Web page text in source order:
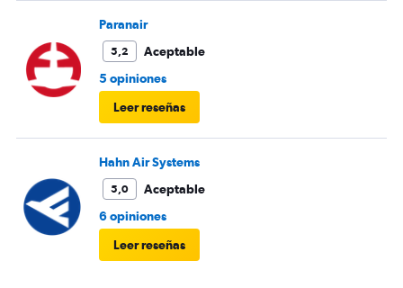
Paranair
5,2
Aceptable
5 opiniones
Leer reseñas
Hahn Air Systems
5,0
Aceptable
6 opiniones
Leer reseñas